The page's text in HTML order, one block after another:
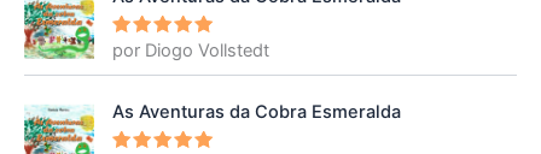
Avaliação
5
por Diogo Vollstedt
As Aventuras da Cobra Esmeralda